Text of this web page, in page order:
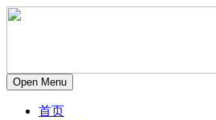
Open Menu
首页